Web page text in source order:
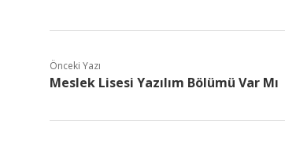
Önceki Yazı
Meslek Lisesi Yazılım Bölümü Var Mı